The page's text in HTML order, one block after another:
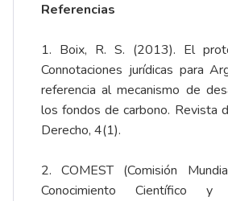
Referencias
1. Boix, R. S. (2013). El
Connotaciones jurídicas para
referencia al mecanismo de
los fondos de carbono. Revista
Derecho, 4(1).
2. COMEST (Comisión
Conocimiento Científico y